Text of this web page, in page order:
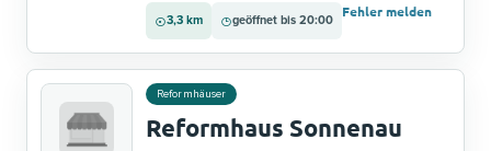
3,3 km geöffnet bis 20:00
Fehler melden
Reformhäuser
Reformhaus Sonnenau